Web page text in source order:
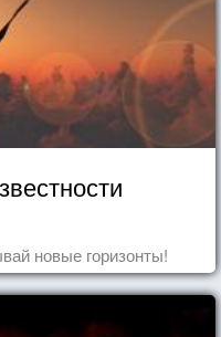
новые горизонты!